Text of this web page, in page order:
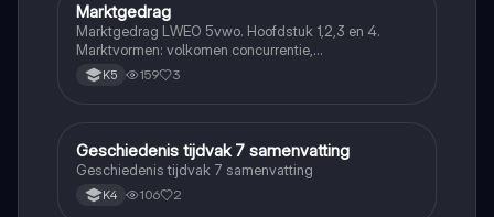
Economie
Marktgedrag
Marktgedrag LWEO 5vwo. Hoofdstuk 1,2,3 en 4.
Marktvormen: volkomen concurrentie,
monopolistische concurrentie, oligopolie en monopolie
K5 159 3
Economie
Geschiedenis tijdvak 7 samenvatting
Geschiedenis tijdvak 7 samenvatting
K4 106 2